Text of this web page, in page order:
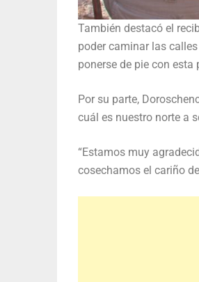
También destacó el
poder caminar las
ponerse de pie con esta
Por su parte,
cuál es nuestro norte a
“Estamos muy
cosechamos el cariño